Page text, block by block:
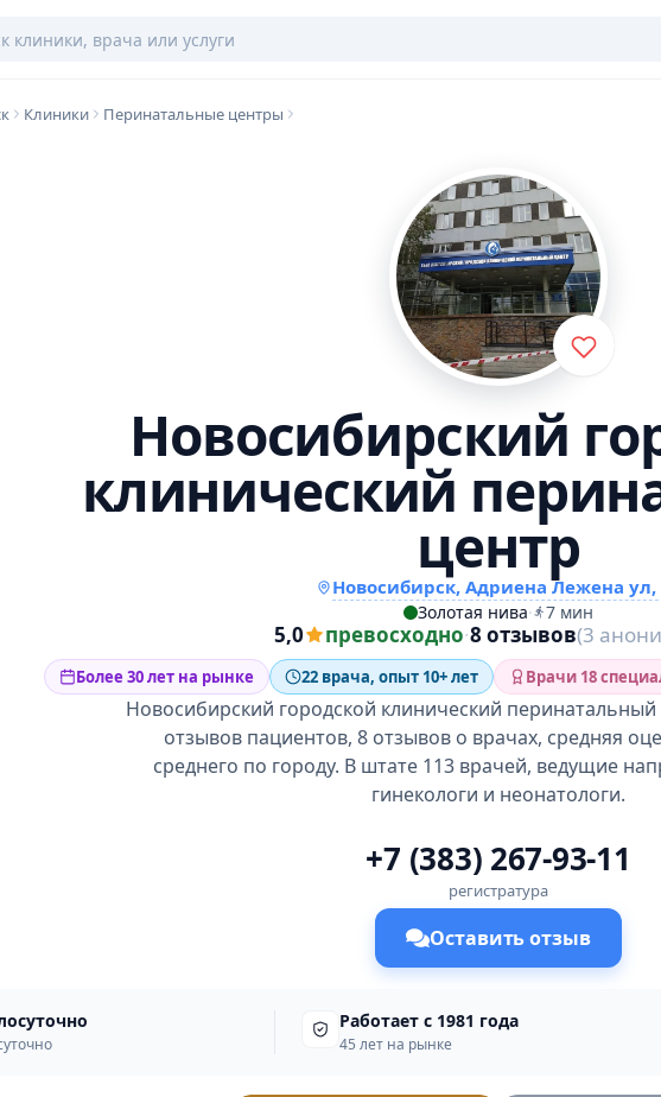
Клиники Перинатальные центры
Новосибирский
клинический
центр
Новосибирск, Адриена Лежена ул,
Золотая нива· 7 мин
5,0 превосходно·8 отзывов(3
Более 30 лет на рынке 22 врача, опыт 10+ лет Врачи 18
Новосибирский городской клинический
отзывов пациентов, 8 отзывов о врачах, средняя
среднего по городу. В штате 113 врачей, ведущие
гинекологи и неонатологи.
+7 (383) 267-93-11
регистратура
Оставить отзыв
Работает с 1981 года
45 лет на рынке